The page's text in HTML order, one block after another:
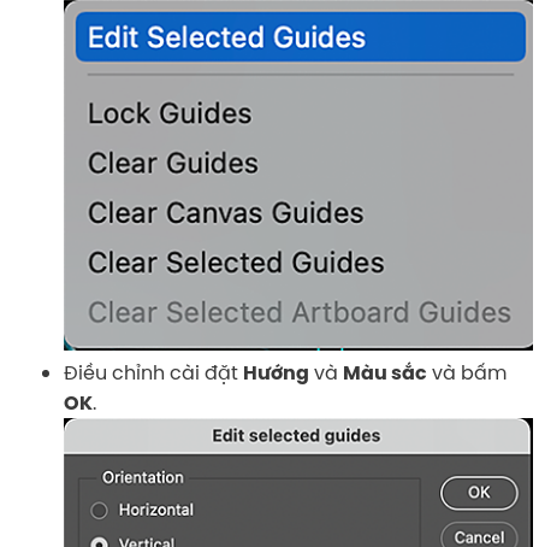
Điều chỉnh cài đặt Hướng và Màu sắc và bấm
OK.